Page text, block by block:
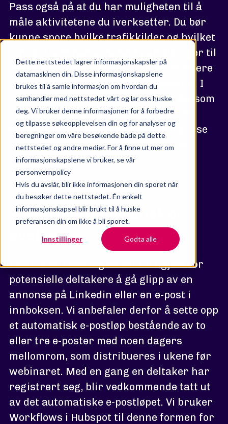
Dette nettstedet lagrer informasjonskapsler på
datamaskinen din. Disse informasjonskapslene
brukes til å samle informasjon om hvordan du
samhandler med nettstedet vårt og lar oss huske
deg. Vi bruker denne informasjonen for å forbedre
og tilpasse søkeopplevelsen din og for analyser og
beregninger om våre besøkende både på dette
nettstedet og andre medier. For å finne ut mer om
informasjonskapslene vi bruker, se vår
personvernpolicy
Hvis du avslår, blir ikke informasjonen din sporet når
du besøker dette nettstedet. Én enkelt
informasjonskapsel blir brukt til å huske
preferansen din om ikke å bli sporet.
Innstillinger Godta alle
Pass også på at du har muligheten til å
måle aktivitetene du iverksetter. Du bør
kunne spore hvilke trafikkilder og hvilket
innhold som har generert påmeldinger til
webinaret. Da vil du også kunne evaluere
promoteringen mye bedre i etterkant. I
tillegg er det svært nyttig innsikt dersom
noen av deltakerne på sikt inngår et
kundeforhold. Det vil da være mulig å se
at dette webinaret og denne kanalen
bidro i akkurat det salget.
7. Sett opp automatisk e-
postløp
I en travel hverdag er det fort gjort for
potensielle deltakere å gå glipp av en
annonse på Linkedin eller en e-post i
innboksen. Vi anbefaler derfor å sette opp
et automatisk e-postløp bestående av to
eller tre e-poster med noen dagers
mellomrom, som distribueres i ukene før
webinaret. Med en gang en deltaker har
registrert seg, blir vedkommende tatt ut
av det automatiske e-postløpet. Vi bruker
Workflows i Hubspot til denne formen for